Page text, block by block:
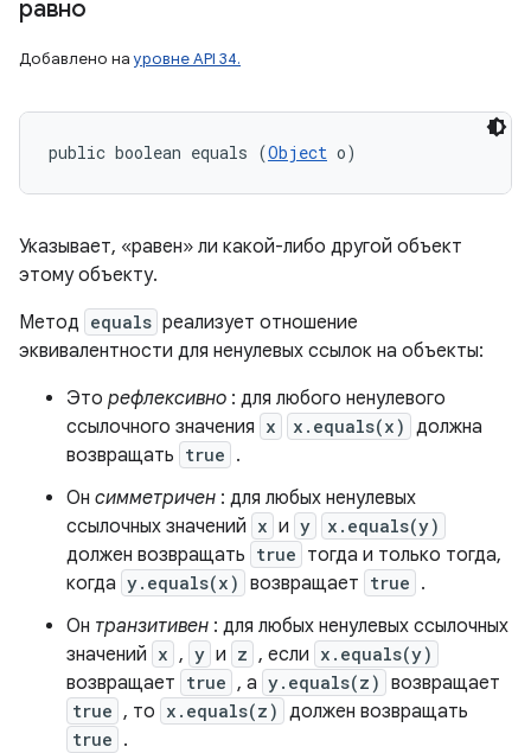
равно
Добавлено науровне API 34.
public boolean equals (Object o)
Указывает, «равен» ли какой-либо другой объект
этому объекту.
Метод equals реализует отношение
эквивалентности для ненулевых ссылок на объекты:
Это рефлексивно : для любого ненулевого
ссылочного значения x x.equals(x) должна
возвращать true .
Он симметричен : для любых ненулевых
ссылочных значений x и y x.equals(y)
должен возвращать true тогда и только тогда,
когда y.equals(x) возвращает true .
Он транзитивен : для любых ненулевых ссылочных
значений x , y и z , если x.equals(y)
возвращает true , а y.equals(z) возвращает
true , то x.equals(z) должен возвращать
true .